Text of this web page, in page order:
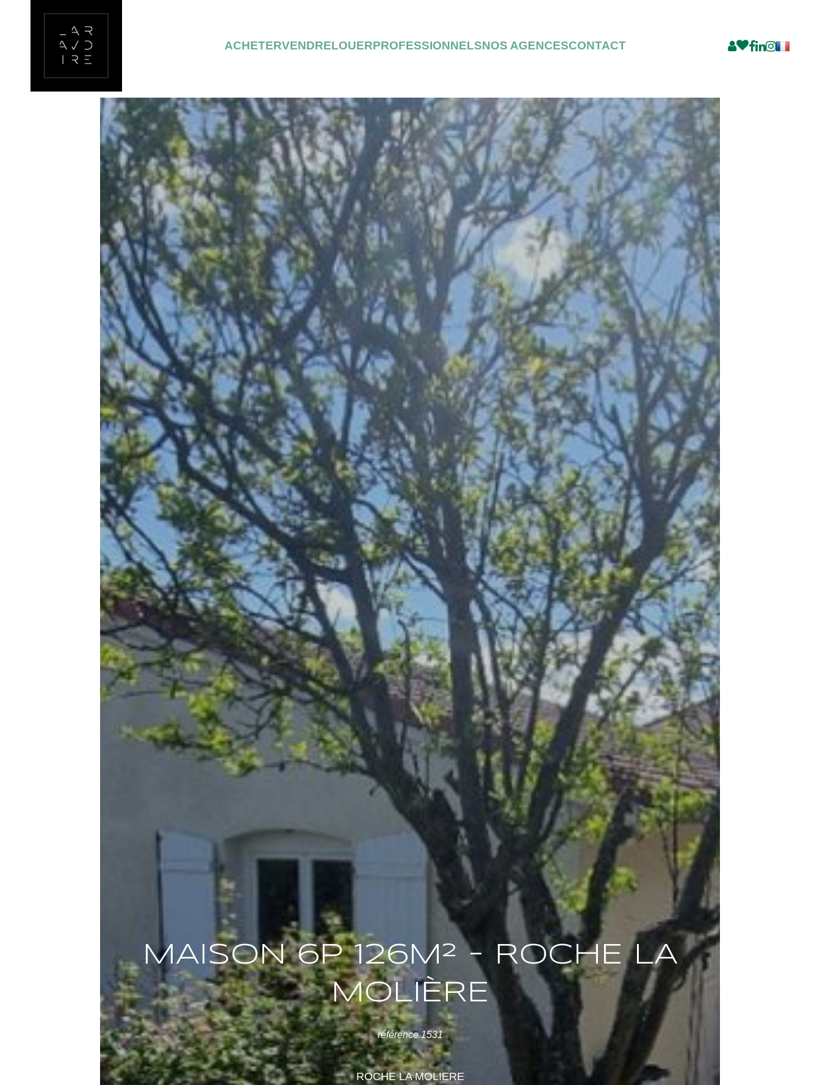
ACHETERVENDRELOUERPROFESSIONNELSNOS AGENCESCONTACT
MAISON 6P 126M² - ROCHE LA
MOLIÈRE
référence 1531
ROCHE LA MOLIERE